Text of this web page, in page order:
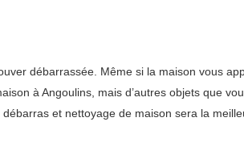
débarrassée. Même si la maison vous
à Angoulins, mais d’autres objets que
et nettoyage de maison sera la